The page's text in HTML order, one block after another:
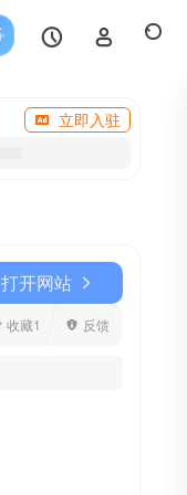
立即入驻
打开网站
收藏1 反馈